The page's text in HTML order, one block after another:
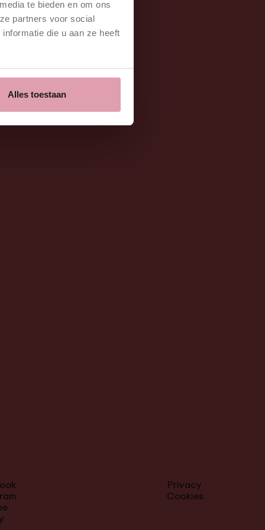
te bieden en om ons
partners voor social
die u aan ze heeft
Alles toestaan
Privacy
Cookies